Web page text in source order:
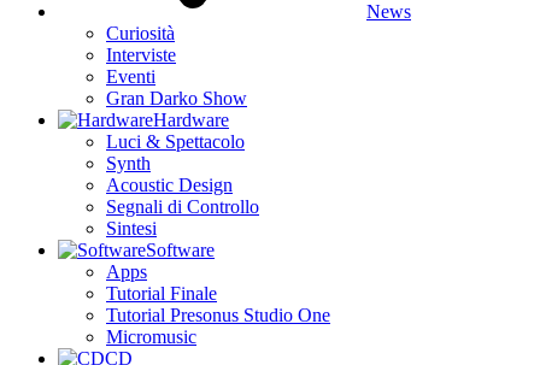
News
Curiosità
Interviste
Eventi
Gran Darko Show
Hardware
Luci & Spettacolo
Synth
Acoustic Design
Segnali di Controllo
Sintesi
Software
Apps
Tutorial Finale
Tutorial Presonus Studio One
Micromusic
CD